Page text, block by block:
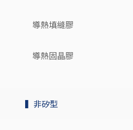
導熱填縫膠
導熱固晶膠
▍非矽型